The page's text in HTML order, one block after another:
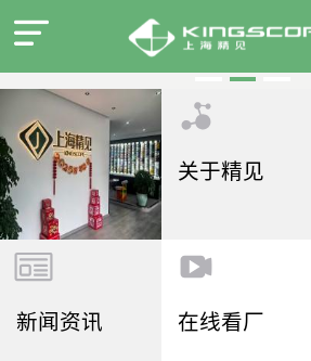
关于精见
新闻资讯 在线看厂